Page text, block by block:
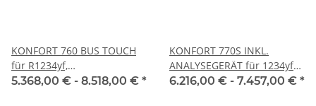
KONFORT 760 BUS TOUCH
für R1234yf,
Klimaservicegerät, TEXA
5.368,00 € - 8.518,00 € *
KONFORT 770S INKL.
ANALYSEGERÄT für 1234yf
m Analysegerät*
6.216,00 € - 7.457,00 € *